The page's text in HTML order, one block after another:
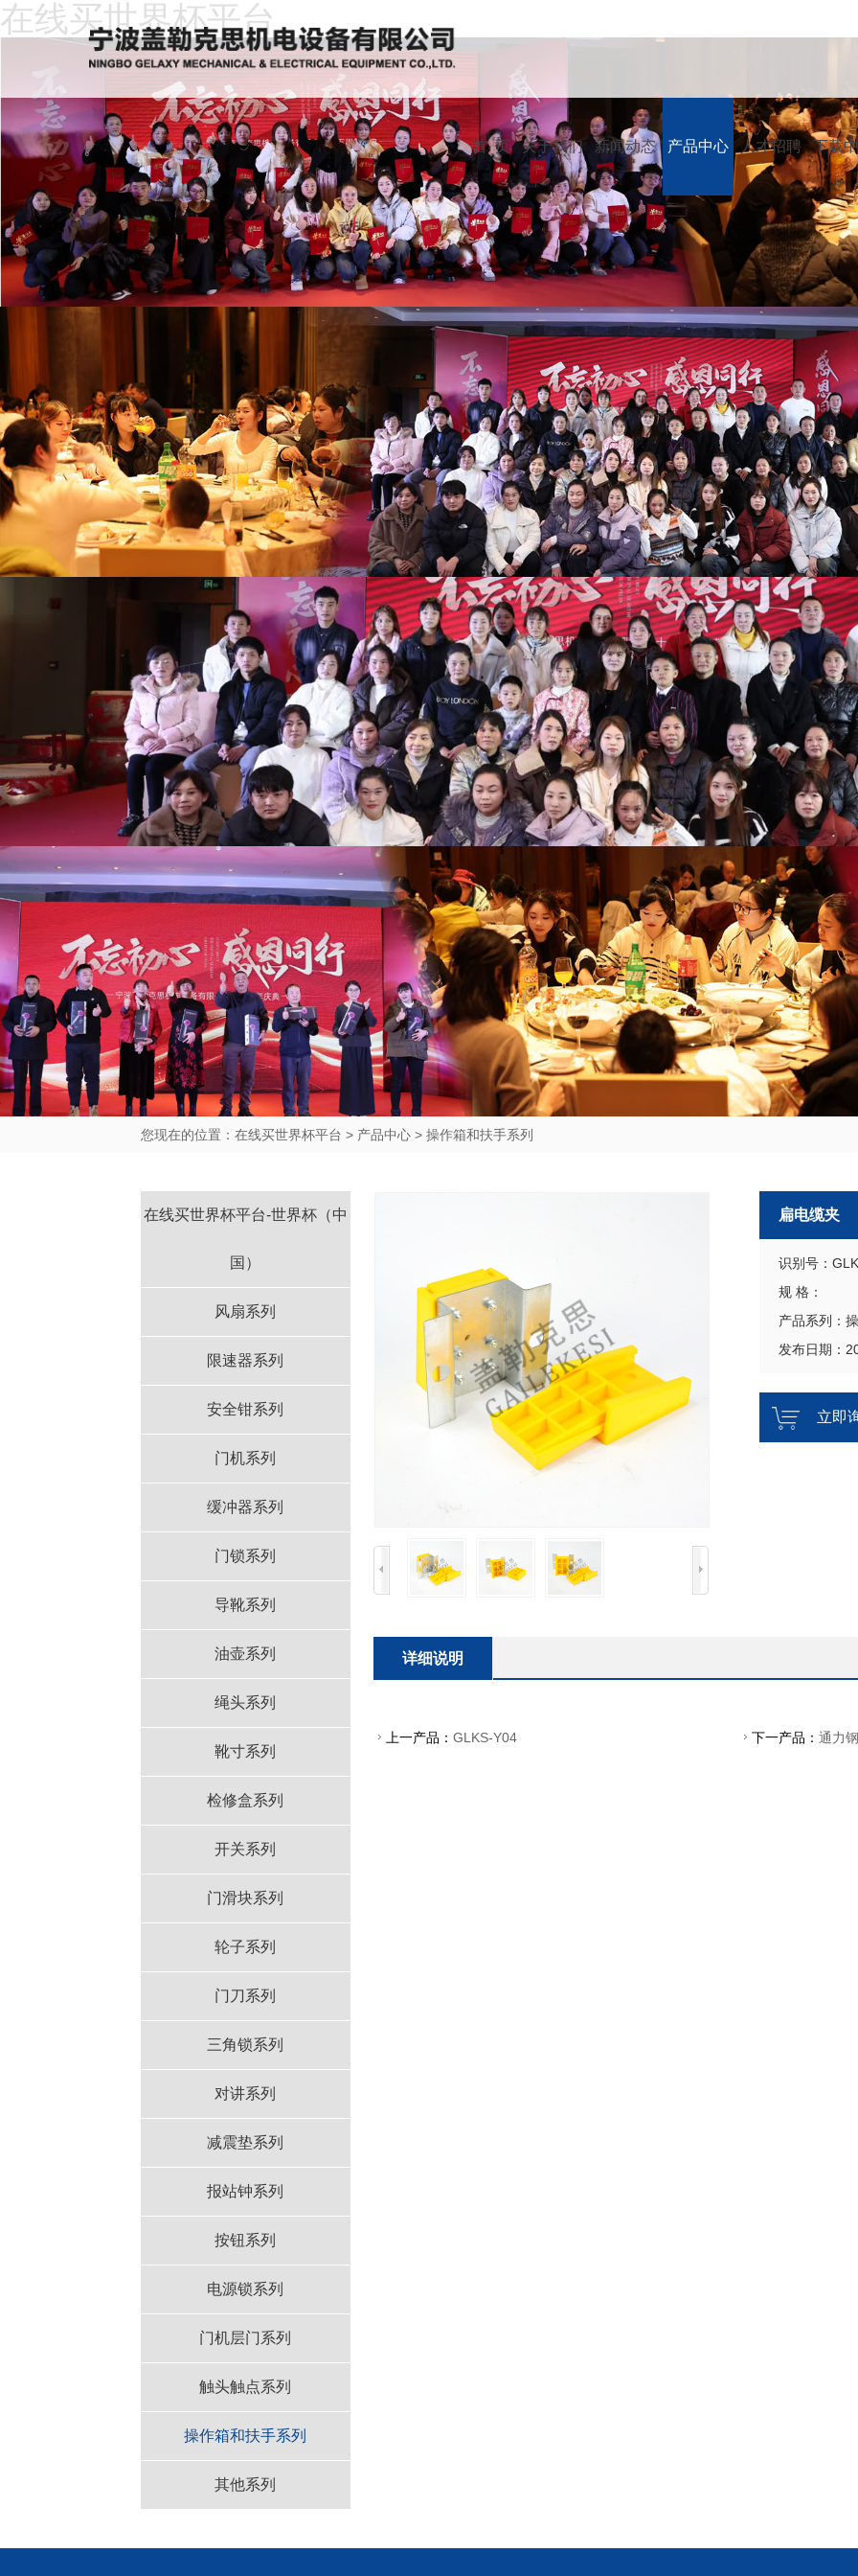
在线买世界杯平台
首 页 关于我们 新闻动态 产品中心 人才招聘 下载
在
世
杯
我
闻
态
产
中
才
聘
下
中
言
买
世
界
杯
杯
（中
国）
您现在的位置： 在线买世界杯平台 > 产品中心 > 操作箱和扶手系列
在线买世界杯平台-世界杯（中
国）
风扇系列
限速器系列
安全钳系列
门机系列
缓冲器系列
门锁系列
导靴系列
油壶系列
绳头系列
靴寸系列
检修盒系列
开关系列
门滑块系列
轮子系列
门刀系列
三角锁系列
对讲系列
减震垫系列
报站钟系列
按钮系列
电源锁系列
门机层门系列
触头触点系列
操作箱和扶手系列
其他系列
扁电缆夹
识别号：
规 格：
产品系列：
发布日期：
立即
详细说明
上一产品： GLKS-Y04 下一产品：通力